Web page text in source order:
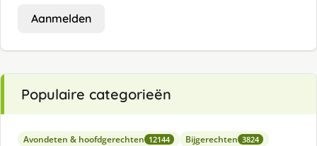
Aanmelden
Populaire categorieën
Avondeten & hoofdgerechten 12144 Bijgerechten 3824